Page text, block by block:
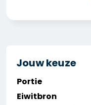
Jouw keuze
Portie
Eiwitbron